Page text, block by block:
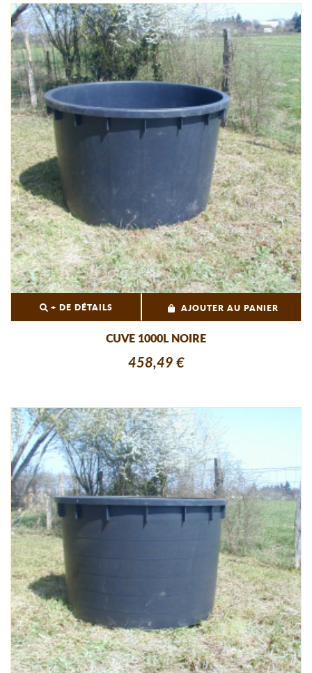
+ DE DÉTAILS AJOUTER AU PANIER
CUVE 1000L NOIRE
458,49 €